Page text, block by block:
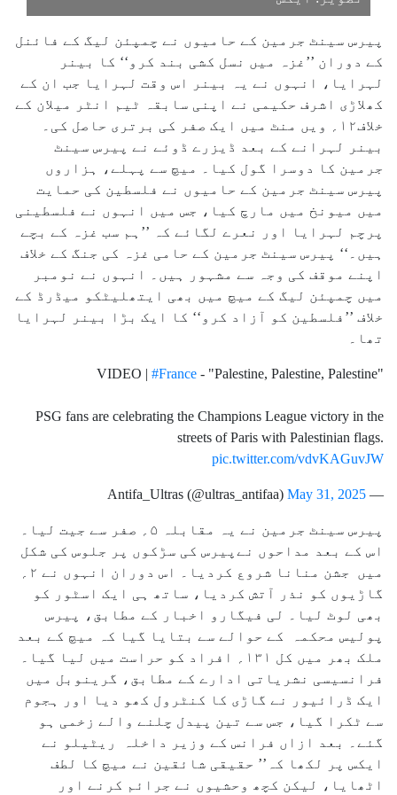
پیرس سینٹ جرمین کے حامیوں نے چمپئن لیگ کے فائنل
کے دوران ’’غزہ میں نسل کشی بند کرو‘‘ کا بینر
لہرایا، انہوں نے یہ بینر اس وقت لہرایا جب ان کے
کھلاڑی اشرف حکیمی نے اپنی سابقہ ٹیم انٹر میلان کے
خلاف۱۲؍ ویں منٹ میں ایک صفر کی برتری حاصل کی۔
بینر لہرانے کے بعد ڈیزرے ڈوئے نے پیرس سینٹ
جرمین کا دوسرا گول کیا۔ میچ سے پہلے، ہزاروں
پیرس سینٹ جرمین کے حامیوں نے فلسطین کی حمایت
میں میونخ میں مارچ کیا، جس میں انہوں نے فلسطینی
پرچم لہرایا اور نعرے لگائے کہ ’’ہم سب غزہ کے بچے
ہیں۔‘‘ پیرس سینٹ جرمین کے حامی غزہ کی جنگ کے خلاف
اپنے موقف کی وجہ سے مشہور ہیں۔ انہوں نے نومبر
میں چمپئن لیگ کے میچ میں بھی ایتھلیٹکو میڈرڈ کے
خلاف ’’فلسطین کو آزاد کرو‘‘ کا ایک بڑا بینر لہرایا
تھا۔
VIDEO | #France - "Palestine, Palestine, Palestine"
PSG fans are celebrating the Champions League victory in the
streets of Paris with Palestinian flags.
pic.twitter.com/vdvKAGuvJW
— Antifa_Ultras (@ultras_antifaa)
May 31, 2025
پیرس سینٹ جرمین نے یہ مقابلہ ۵؍ صفر سے جیت لیا۔
اس کے بعد مداحوں نےپیرس کی سڑکوں پر جلوس کی شکل
گاڑیوں کو نذر آتش کردیا، ساتھ ہی ایک اسٹور کو
بھی لوٹ لیا۔ لی فیگارو اخبار کے مطابق، پیرس
پولیس محکمہ کے حوالے سے بتایا گیا کہ میچ کے بعد
ملک بھر میں کل ۱۳۱؍ افراد کو حراست میں لیا گیا۔
فرانسیسی نشریاتی ادارے کے مطابق، گرینوبل میں
ایک ڈرائیور نے گاڑی کا کنٹرول کھو دیا اور ہجوم
سے ٹکرا گیا، جس سے تین پیدل چلنے والے زخمی ہو
گئے۔ بعد ازاں فرانس کے وزیر داخلہ ریٹیلو نے
ایکس پر لکھا کہ’’ حقیقی شائقین نے میچ کا لطف
اٹھایا، لیکن کچھ وحشیوں نے جرائم کرنے اور